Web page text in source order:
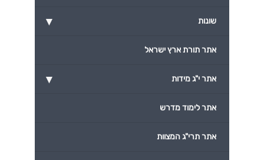
▾ שונות
אתר תורת ארץ ישראל
▾ אתר י"ג מידות
אתר לימוד מדרש
אתר תרי"ג המצוות